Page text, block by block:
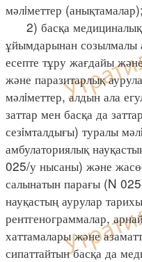
мәлiметтер (анықтамалар);
2) басқа медициналық
ұйымдарынан созылмалы
есепте тұру жағдайы
және паразитарлық
мәлiметтер, алдын ала
заттар мен басқа да
сезiмталдығы) туралы
амбулаториялық
025/у нысаны) және
салынатын парағы (N
науқастың аурулар
рентгенограммалар,
хаттамалары және
сипаттайтын басқа да